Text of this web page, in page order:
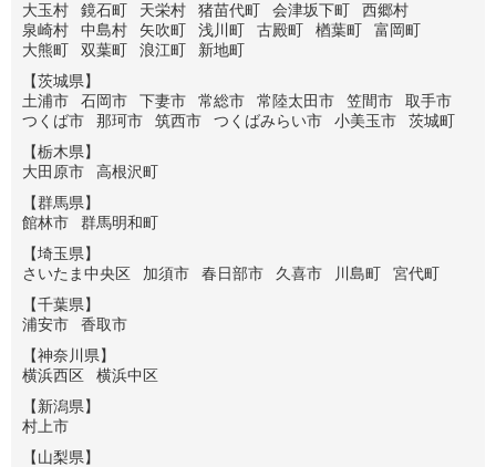
大玉村
鏡石町 天栄村 猪苗代町 会津坂下町
西郷村
泉崎村
中島村 矢吹町 浅川町 古殿町 楢葉町
富岡町
大熊町
双葉町 浪江町
新地町
【茨城県】
土浦市
石岡市 下妻市 常総市 常陸太田市 笠間市
取手市
つくば市
那珂市 筑西市 つくばみらい市 小美玉市
茨城町
【栃木県】
大田原市
高根沢町
【群馬県】
館林市
群馬明和町
【埼玉県】
さいたま中央区
加須市 春日部市 久喜市 川島町
宮代町
【千葉県】
浦安市
香取市
【神奈川県】
横浜西区
横浜中区
【新潟県】
村上市
【山梨県】